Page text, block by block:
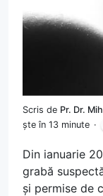
Scris de Pr. Dr.
ște în 13 minute
Din ianuarie
grabă
și permise de